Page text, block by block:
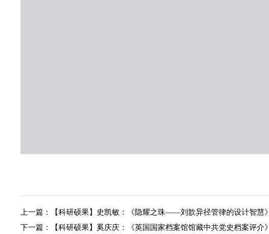
上一篇：
【科研硕果】史凯敏：《隐耀之珠——刘歆异径管律的设计智慧》
下一篇：
【科研硕果】奚庆庆：《英国国家档案馆馆藏中共党史档案评介》